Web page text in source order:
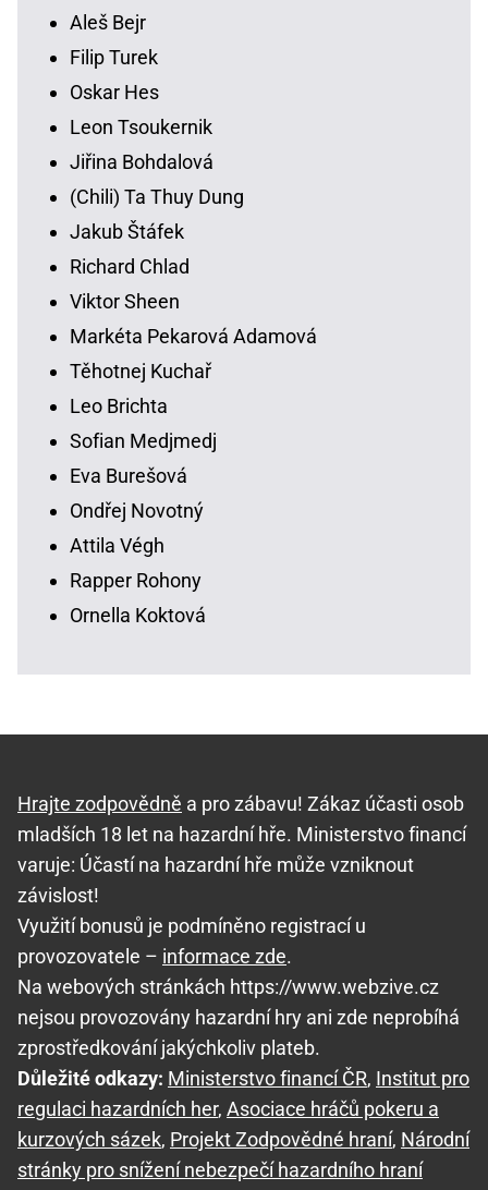
Aleš Bejr
Filip Turek
Oskar Hes
Leon Tsoukernik
Jiřina Bohdalová
(Chili) Ta Thuy Dung
Jakub Štáfek
Richard Chlad
Viktor Sheen
Markéta Pekarová Adamová
Těhotnej Kuchař
Leo Brichta
Sofian Medjmedj
Eva Burešová
Ondřej Novotný
Attila Végh
Rapper Rohony
Ornella Koktová
Hrajte zodpovědně a pro zábavu! Zákaz účasti osob
mladších 18 let na hazardní hře. Ministerstvo financí
varuje: Účastí na hazardní hře může vzniknout
závislost!
Využití bonusů je podmíněno registrací u
provozovatele – informace zde.
Na webových stránkách https://www.webzive.cz
nejsou provozovány hazardní hry ani zde neprobíhá
zprostředkování jakýchkoliv plateb.
Důležité odkazy: Ministerstvo financí ČR, Institut pro
regulaci hazardních her, Asociace hráčů pokeru a
kurzových sázek, Projekt Zodpovědné hraní, Národní
stránky pro snížení nebezpečí hazardního hraní